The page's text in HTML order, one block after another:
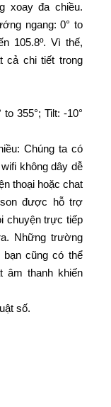
xoay đa chiều.
ngang: 0° to
105.8º. Vì thế,
cả chi tiết trong
355°; Tilt: -10°
Chúng ta có
không dây dễ
thoại hoặc chat
được hỗ trợ
chuyện trực tiếp
Những trường
cũng có thể
âm thanh khiến
số.